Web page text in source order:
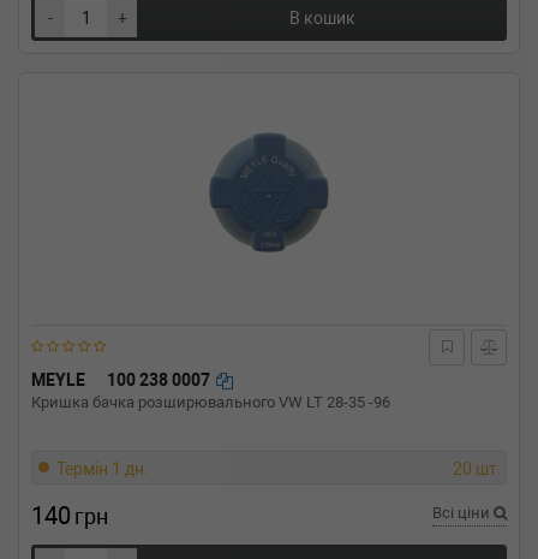
- + В кошик
MEYLE 100 238 0007
Кришка бачка розширювального VW LT 28-35 -96
Термін 1 дн. 20 шт.
140 грн Всі ціни